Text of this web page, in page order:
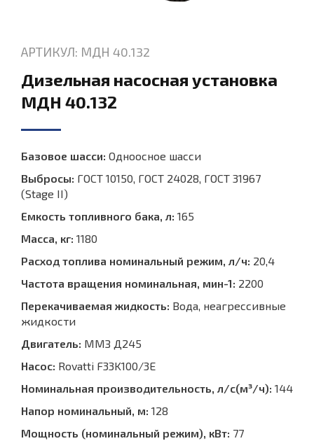
АРТИКУЛ: МДН 40.132
Дизельная насосная установка
МДН 40.132
Базовое шасси: Одноосное шасси
Выбросы: ГОСТ 10150, ГОСТ 24028, ГОСТ 31967
(Stage II)
Емкость топливного бака, л: 165
Масса, кг: 1180
Расход топлива номинальный режим, л/ч: 20,4
Частота вращения номинальная, мин-1: 2200
Перекачиваемая жидкость: Вода, неагрессивные
жидкости
Двигатель: ММЗ Д245
Насос: Rovatti F33K100/3E
Номинальная производительность, л/с(м³/ч): 144
Напор номинальный, м: 128
Мощность (номинальный режим), кВт: 77